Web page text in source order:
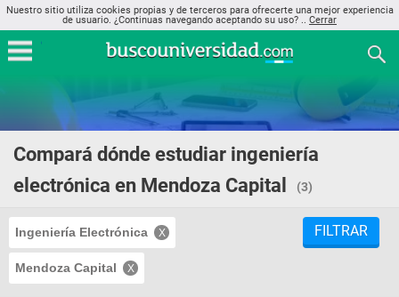
Nuestro sitio utiliza cookies propias y de terceros para ofrecerte una mejor experiencia
de usuario. ¿Continuas navegando aceptando su uso? .. Cerrar
Compará dónde estudiar ingeniería
electrónica en Mendoza Capital
(3)
Ingeniería Electrónica
Mendoza Capital
FILTRAR